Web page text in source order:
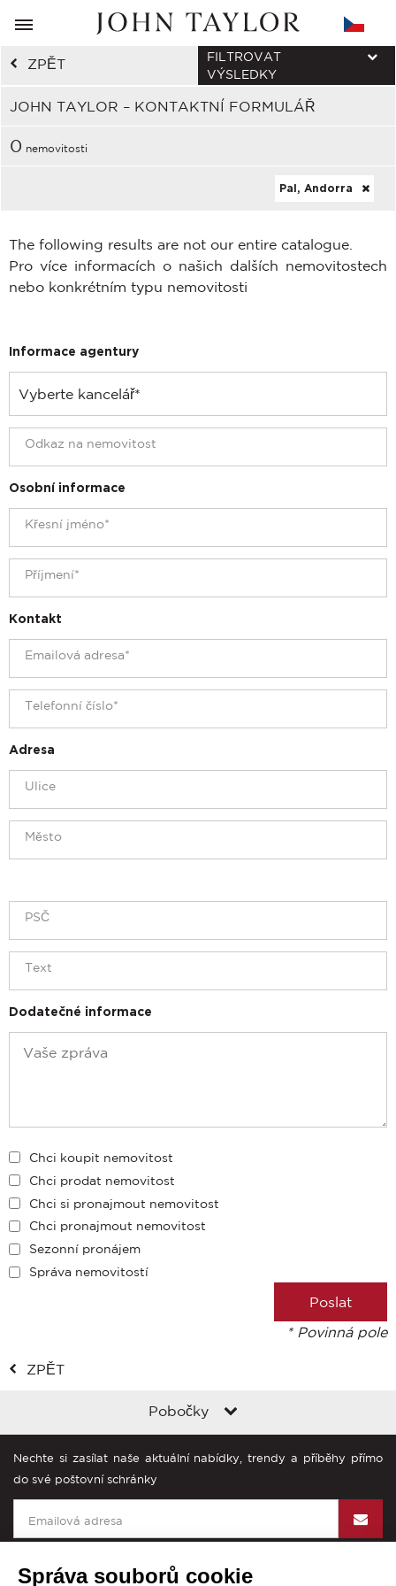
ZPĚT
JOHN TAYLOR – KONTAKTNÍ FORMULÁŘ
FILTROVAT
VÝSLEDKY
0 nemovitosti
Pal, Andorra
The following results are not our entire catalogue.
Pro více informacích o našich dalších nemovitostech
nebo konkrétním typu nemovitosti
Informace agentury
Osobní informace
Kontakt
Adresa
Dodatečné informace
Chci koupit nemovitost
Chci prodat nemovitost
Chci si pronajmout nemovitost
Chci pronajmout nemovitost
Sezonní pronájem
Správa nemovitostí
* Povinná pole
ZPĚT
Pobočky
Nechte si zasílat naše aktuální nabídky, trendy a příběhy přímo
do své poštovní schránky
Správa souborů cookie